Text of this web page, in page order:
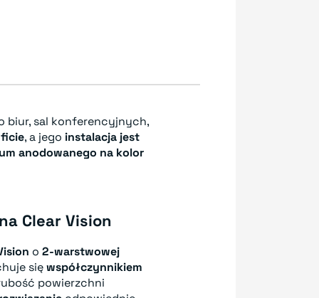
biur, sal konferencyjnych,
, a jego instalacja jest
anodowanego na kolor
Clear Vision
o 2-warstwowej
sięwspółczynnikiem
powierzchni